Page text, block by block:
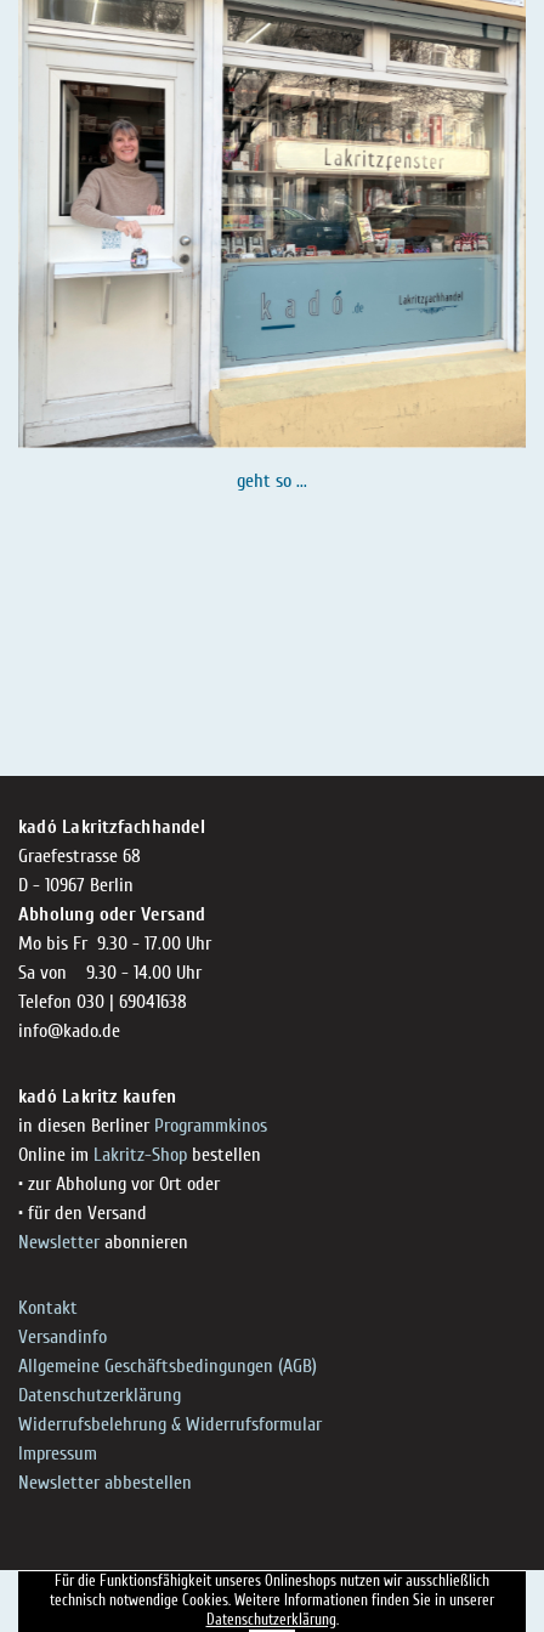
geht so ...
kadó Lakritzfachhandel
Graefestrasse 68
D - 10967 Berlin
Abholung oder Versand
Mo bis Fr 9.30 - 17.00 Uhr
Sa von 9.30 - 14.00 Uhr
Telefon 030 | 69041638
info@kado.de
kadó Lakritz kaufen
in diesen Berliner Programmkinos
Online im Lakritz-Shop bestellen
• zur Abholung vor Ort oder
• für den Versand
Newsletterabonnieren
Kontakt
Versandinfo
Allgemeine Geschäftsbedingungen (AGB)
Datenschutzerklärung
Widerrufsbelehrung & Widerrufsformular
Impressum
Newsletter abbestellen
Für die Funktionsfähigkeit unseres Onlineshops nutzen wir ausschließlich
technisch notwendige Cookies. Weitere Informationen finden Sie in unserer
Datenschutzerklärung.